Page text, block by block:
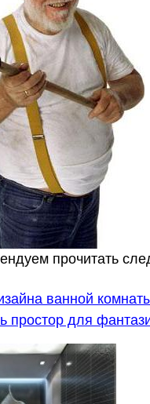
прочитать
ванной
простор для